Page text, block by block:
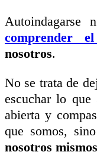
Autoindagarse
comprender
nosotros.
No se trata de
escuchar lo que
abierta y
que somos,
nosotros